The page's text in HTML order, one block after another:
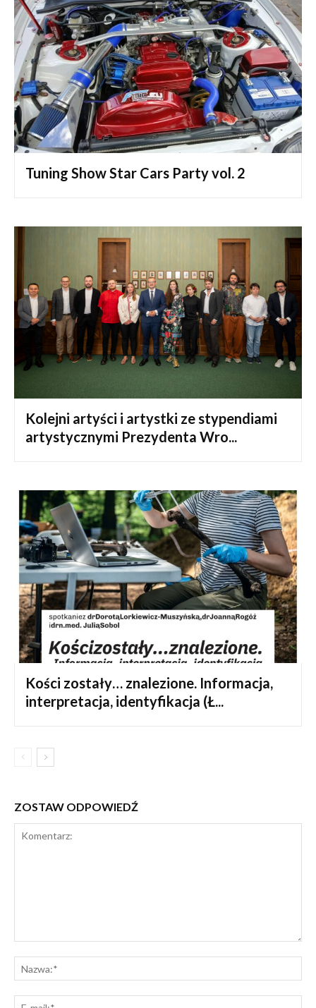
Tuning Show Star Cars Party vol. 2
Kolejni artyści i artystki ze stypendiami
artystycznymi Prezydenta Wro...
Kości zostały… znalezione. Informacja,
interpretacja, identyfikacja (Ł...
ZOSTAW ODPOWIEDŹ